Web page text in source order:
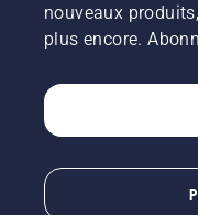
nouveaux
plus encore.